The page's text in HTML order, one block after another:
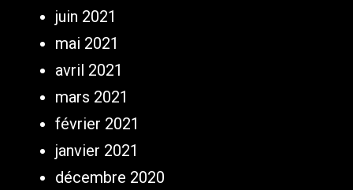
juin 2021
mai 2021
avril 2021
mars 2021
février 2021
janvier 2021
décembre 2020